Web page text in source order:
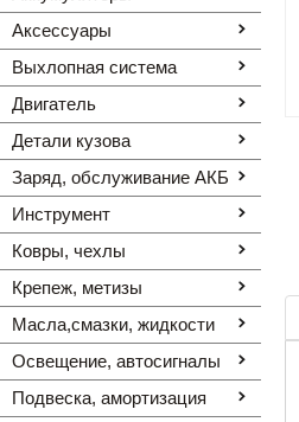
Аксессуары
Выхлопная система
Двигатель
Детали кузова
Заряд, обслуживание АКБ
Инструмент
Ковры, чехлы
Крепеж, метизы
Масла,смазки, жидкости
Освещение, автоcигналы
Подвеска, амортизация